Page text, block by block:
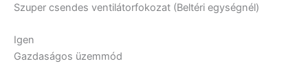
Szuper csendes ventilátorfokozat (Beltéri egységnél)
Igen
Gazdaságos üzemmód